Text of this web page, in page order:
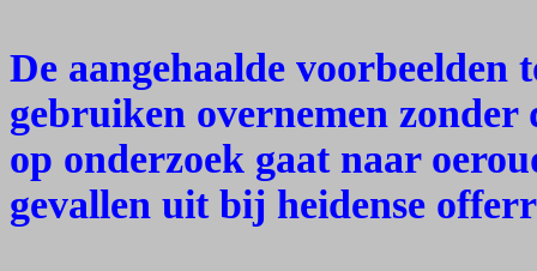
De aangehaalde voorbeelden
gebruiken overnemen
op onderzoek gaat naar
gevallen uit bij heidense